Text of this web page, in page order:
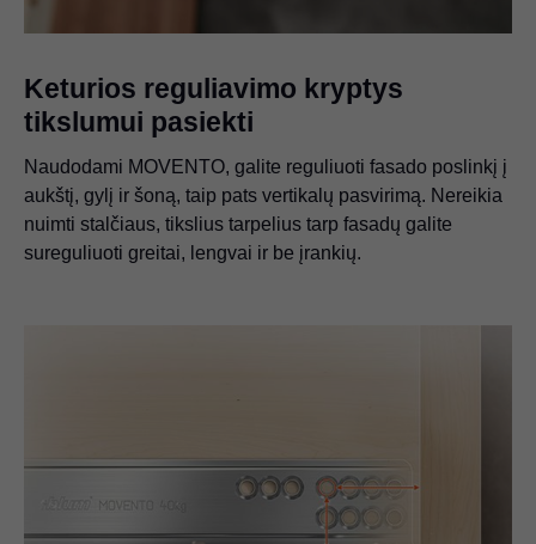
Keturios reguliavimo kryptys
tikslumui pasiekti
Naudodami MOVENTO, galite reguliuoti fasado poslinkį į
aukštį, gylį ir šoną, taip pats vertikalų pasvirimą. Nereikia
nuimti stalčiaus, tikslius tarpelius tarp fasadų galite
sureguliuoti greitai, lengvai ir be įrankių.